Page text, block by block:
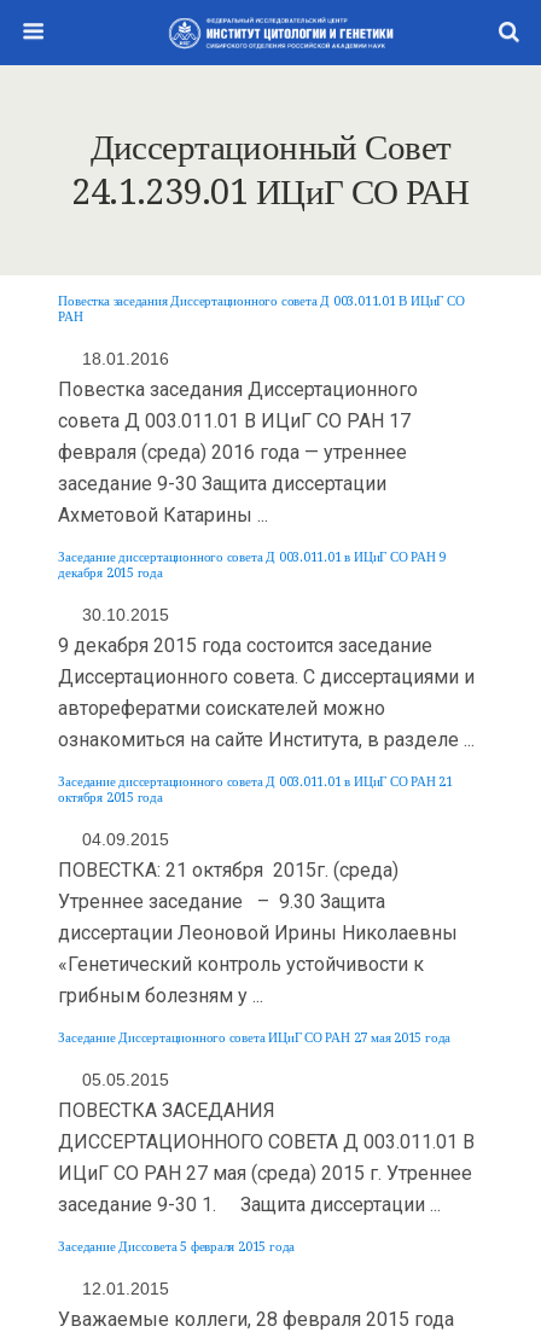
Диссертационный Совет
24.1.239.01 ИЦиГ СО РАН
Повестка заседания Диссертационного совета Д 003.011.01 В ИЦиГ СО
РАН
18.01.2016
Повестка заседания Диссертационного
совета Д 003.011.01 В ИЦиГ СО РАН 17
февраля (среда) 2016 года — утреннее
заседание 9-30 Защита диссертации
Ахметовой Катарины ...
Заседание диссертационного совета Д 003.011.01 в ИЦиГ СО РАН 9
декабря 2015 года
30.10.2015
9 декабря 2015 года состоится заседание
Диссертационного совета. С диссертациями и
авторефератми соискателей можно
ознакомиться на сайте Института, в разделе ...
Заседание диссертационного совета Д 003.011.01 в ИЦиГ СО РАН 21
октября 2015 года
04.09.2015
ПОВЕСТКА: 21 октября 2015г. (среда)
Утреннее заседание – 9.30 Защита
диссертации Леоновой Ирины Николаевны
«Генетический контроль устойчивости к
грибным болезням у ...
Заседание Диссертационного совета ИЦиГ СО РАН 27 мая 2015 года
05.05.2015
ПОВЕСТКА ЗАСЕДАНИЯ
ДИССЕРТАЦИОННОГО СОВЕТА Д 003.011.01 В
ИЦиГ СО РАН 27 мая (среда) 2015 г. Утреннее
заседание 9-30 1. Защита диссертации ...
Заседание Диссовета 5 февраля 2015 года
12.01.2015
Уважаемые коллеги, 28 февраля 2015 года